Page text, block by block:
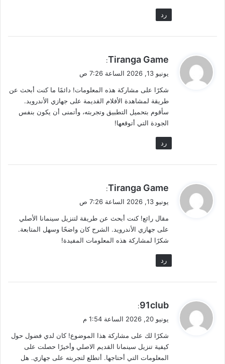
رد
ي
ل
Tiranga Game
:
يونيو 13, 2026 الساعة 7:26 ص
شكرًا على مشاركة هذه المعلومات! دائمًا ما كنت أبحث عن
طريقة لمشاهدة الأفلام القديمة على جهازي الأندرويد.
سأقوم بتحميل التطبيق وتجربته، وأتمنى أن يكون بنفس
الجودة التي أتوقعها!
رد
ي
ل
Tiranga Game
:
يونيو 13, 2026 الساعة 7:26 ص
مقال رائع! كنت أبحث عن طريقة لتنزيل سينمانا الأصلي
على جهازي الأندرويد. الشرح كان واضحًا وسهل المتابعة.
شكرًا لمشاركة هذه المعلومات المفيدة!
رد
ي
ل
91club
:
يونيو 20, 2026 الساعة 1:54 م
شكرًا لك على مشاركة هذا الموضوع! كان لدي فضول حول
كيفية تنزيل سينمانا القديم الاصلي وأخيرًا حصلت على
المعلومات التي أحتاجها. أتطلع لتجربته على جهازي. هل